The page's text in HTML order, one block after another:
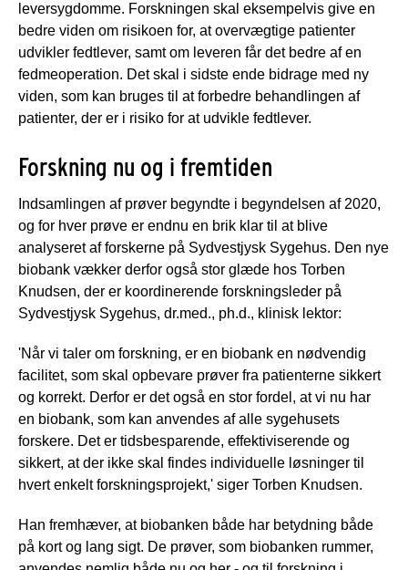
leversygdomme. Forskningen skal eksempelvis give en
bedre viden om risikoen for, at overvægtige patienter
udvikler fedtlever, samt om leveren får det bedre af en
fedmeoperation. Det skal i sidste ende bidrage med ny
viden, som kan bruges til at forbedre behandlingen af
patienter, der er i risiko for at udvikle fedtlever.
Forskning nu og i fremtiden
Indsamlingen af prøver begyndte i begyndelsen af 2020,
og for hver prøve er endnu en brik klar til at blive
analyseret af forskerne på Sydvestjysk Sygehus. Den nye
biobank vækker derfor også stor glæde hos Torben
Knudsen, der er koordinerende forskningsleder på
Sydvestjysk Sygehus, dr.med., ph.d., klinisk lektor:
'Når vi taler om forskning, er en biobank en nødvendig
facilitet, som skal opbevare prøver fra patienterne sikkert
og korrekt. Derfor er det også en stor fordel, at vi nu har
en biobank, som kan anvendes af alle sygehusets
forskere. Det er tidsbesparende, effektiviserende og
sikkert, at der ikke skal findes individuelle løsninger til
hvert enkelt forskningsprojekt,' siger Torben Knudsen.
Han fremhæver, at biobanken både har betydning både
på kort og lang sigt. De prøver, som biobanken rummer,